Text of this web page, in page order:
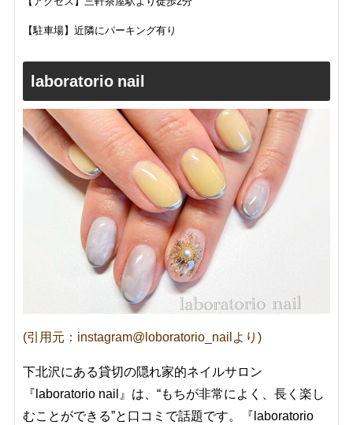
【駐車場】近隣にパーキング有り
laboratorio nail
(引用元：instagram@loboratorio_nailより)
下北沢にある貸切の隠れ家的ネイルサロン
『laboratorio nail』は、“もちが非常によく、長く楽し
むことができる”と口コミで話題です。『laboratorio